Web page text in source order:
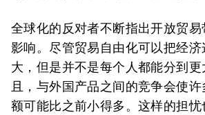
全球化的反对者不断指出开放贸
影响。尽管贸易自由化可以把经
大，但是并不是每个人都能分到
且，与外国产品之间的竞争会使
额可能比之前小得多。这样的担